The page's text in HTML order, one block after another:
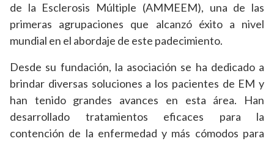
de la Esclerosis Múltiple (AMMEEM), una de las
primeras agrupaciones que alcanzó éxito a nivel
mundial en el abordaje de este padecimiento.
Desde su fundación, la asociación se ha dedicado a
brindar diversas soluciones a los pacientes de EM y
han tenido grandes avances en esta área. Han
desarrollado tratamientos eficaces para la
contención de la enfermedad y más cómodos para